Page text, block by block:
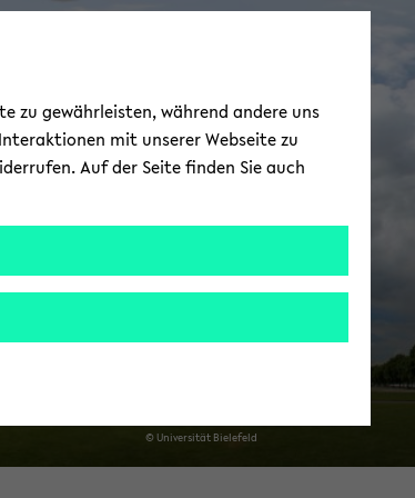
- BiSEd
© Uni­ver­si­tät Bie­le­feld
zu gewährleisten, während andere uns
mit unserer Webseite zu
Auf der Seite finden Sie auch